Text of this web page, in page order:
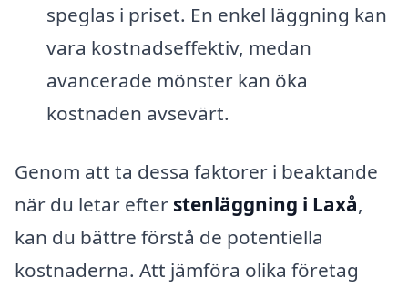
speglas i priset. En enkel läggning kan
vara kostnadseffektiv, medan
avancerade mönster kan öka
kostnaden avsevärt.
Genom att ta dessa faktorer i beaktande
när du letar efter stenläggning i Laxå,
kan du bättre förstå de potentiella
kostnaderna. Att jämföra olika företag